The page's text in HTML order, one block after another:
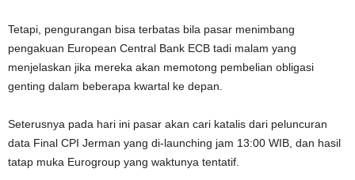
Tetapi, pengurangan bisa terbatas bila pasar menimbang
pengakuan European Central Bank ECB tadi malam yang
menjelaskan jika mereka akan memotong pembelian obligasi
genting dalam beberapa kwartal ke depan.
Seterusnya pada hari ini pasar akan cari katalis dari peluncuran
data Final CPI Jerman yang di-launching jam 13:00 WIB, dan hasil
tatap muka Eurogroup yang waktunya tentatif.